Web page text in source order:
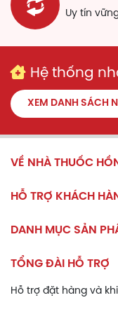
Lactobacillus
Lactobacillus
Tá dược: Dầu hướng
Dioxide
Công dụng
- Giúp bổ sung 10
sinh đường ruột.
đường ruột.
- Hỗ trợ tăng cường
Uy tín
Hệ thống
XEM DANH SÁCH
VỀ NHÀ THUỐC
HỖ TRỢ KHÁCH
DANH MỤC SẢN
TỔNG ĐÀI HỖ TRỢ
Hỗ trợ đặt hàng và